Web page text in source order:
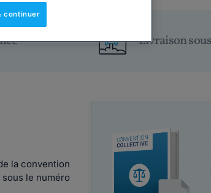
Livraison
la convention
le numéro
continuer